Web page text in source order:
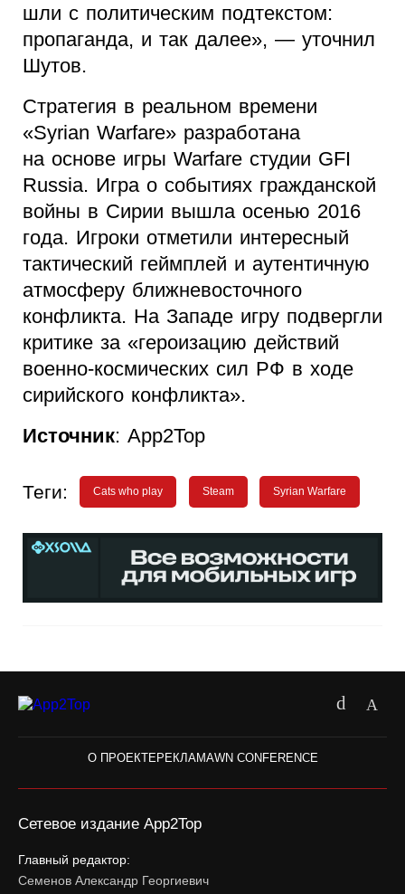
шли с политическим подтекстом:
пропаганда, и так далее», — уточнил
Шутов.
Стратегия в реальном времени
«Syrian Warfare» разработана
на основе игры Warfare студии GFI
Russia. Игра о событиях гражданской
войны в Сирии вышла осенью 2016
года. Игроки отметили интересный
тактический геймплей и аутентичную
атмосферу ближневосточного
конфликта. На Западе игру подвергли
критике за «героизацию действий
военно-космических сил РФ в ходе
сирийского конфликта».
Источник: App2Top
Теги: Cats who play Steam Syrian Warfare
О ПРОЕКТЕРЕКЛАМАWN CONFERENCE
Сетевое издание App2Top
Главный редактор:
Семенов Александр Георгиевич